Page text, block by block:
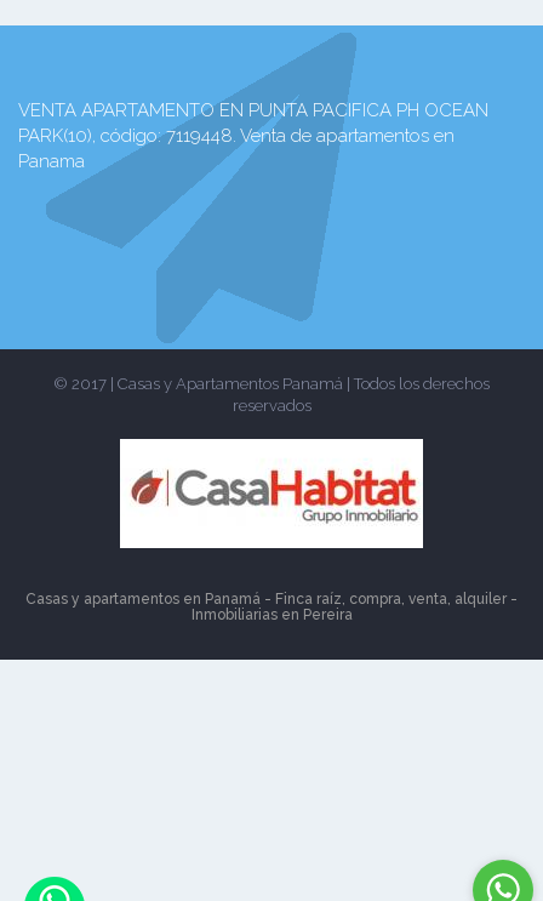
VENTA APARTAMENTO EN PUNTA PACIFICA PH OCEAN
PARK(10), código: 7119448. Venta de apartamentos en
Panama
© 2017 | Casas y Apartamentos Panamá | Todos los derechos
reservados
Casas y apartamentos en Panamá - Finca raíz, compra, venta, alquiler -
Inmobiliarias en Pereira